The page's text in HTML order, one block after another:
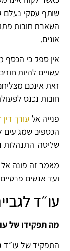
שותף עסקי נעלם
השארת חובות
אונים.
אין ספק כי הכסף
עשויים להיות
זאת אינכם
חובות נכנס
פנייה אל עורך דין
הכספים
שליטה והתנהלות
מאמר זה פונה אל
ועד אנשים
עו״ד
מה תפקידו של
התפקיד של עו״ד